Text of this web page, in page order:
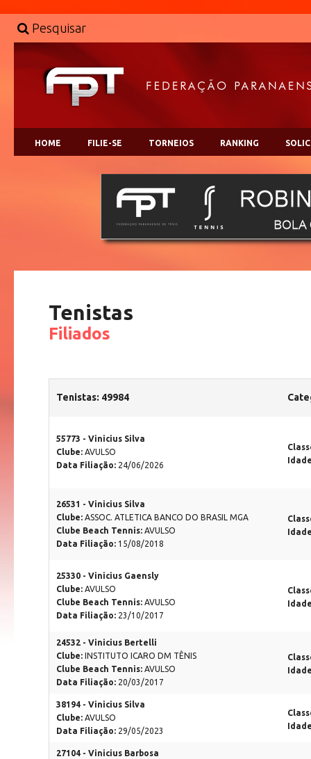
Pesquisar
HOME FILIE-SE TORNEIOS RANKING
Tenistas
Filiados
Tenistas: 49984
55773 - Vinicius Silva
Clube: AVULSO
Data Filiação: 24/06/2026
26531 - Vinicius Silva
Clube: ASSOC. ATLETICA BANCO DO BRASIL MGA
Clube Beach Tennis: AVULSO
Data Filiação: 15/08/2018
25330 - Vinicius Gaensly
Clube: AVULSO
Clube Beach Tennis: AVULSO
Data Filiação: 23/10/2017
24532 - Vinicius Bertelli
Clube:
INSTITUTO ICARO DM TÊNIS
Clube Beach Tennis: AVULSO
Data Filiação: 20/03/2017
38194 - Vinicius Silva
Clube: AVULSO
Data Filiação: 29/05/2023
27104 - Vinicius Barbosa